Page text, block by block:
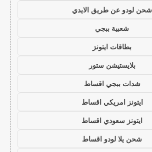
شحن لودو عن طريق الايدي
شعبية ببجي
بطاقات ايتونز
بلايستيشن ستور
شدات ببجي اقساط
ايتونز امريكي اقساط
ايتونز سعودي اقساط
شحن يلا لودو اقساط